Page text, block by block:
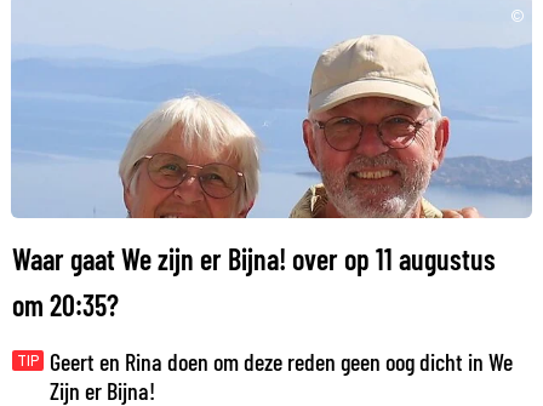
©
Waar gaat We zijn er Bijna! over op 11 augustus
om 20:35?
TIP
Geert en Rina doen om deze reden geen oog dicht in We
Zijn er Bijna!